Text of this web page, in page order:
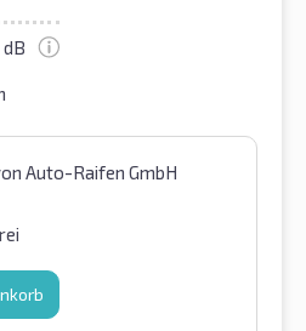
dB
Auto-Raifen GmbH